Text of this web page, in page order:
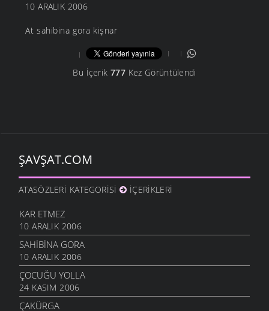
10 ARALIK 2006
At sahibina gora kişnar
Bu İçerik 777Kez Görüntülendi
ŞAVŞAT.COM
ATASÖZLERI KATEGORISI İÇERIKLERI
KAR ETMEZ
10 ARALIK 2006
SAHIBINA GORA
10 ARALIK 2006
ÇOCUĞU YOLLA
24 KASIM 2006
ÇAKÜRGA